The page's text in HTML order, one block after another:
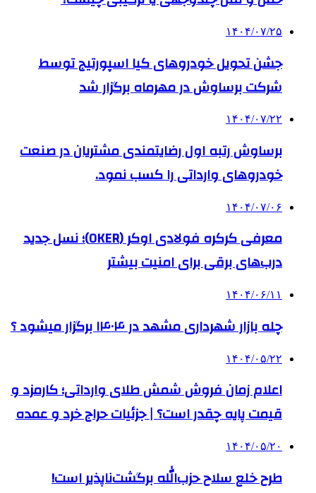
۱۴۰۴/۰۷/۲۵
جشن تحویل خودروهای کیا اسپورتیج توسط
شرکت برساوش در مهرماه برگزار شد
۱۴۰۴/۰۷/۲۲
برساوش رتبه اول رضایتمندی مشتریان در صنعت
خودروهای وارداتی را کسب نمود.
۱۴۰۴/۰۷/۰۶
معرفی کرکره فولادی اوکر (OKER)؛ نسل جدید
درب‌های برقی برای امنیت بیشتر
۱۴۰۴/۰۶/۱۱
چله بازار شهرداری مشهد در ۱۴۰۴ برگزار میشود ؟
۱۴۰۴/۰۵/۲۲
اعلام زمان فروش شمش طلای وارداتی؛ کارمزد و
قیمت پایه چقدر است؟ | جزئیات حراج خرد و عمده
۱۴۰۴/۰۵/۲۰
طرح خلع سلاح حزب‌الله برگشت‌ناپذیر است!